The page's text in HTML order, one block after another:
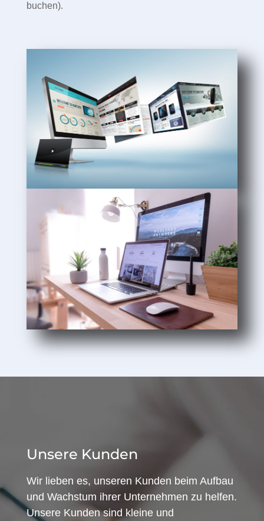
buchen).
Unsere Kunden
Wir lieben es, unseren Kunden beim Aufbau
und Wachstum ihrer Unternehmen zu helfen.
Unsere Kunden sind kleine und